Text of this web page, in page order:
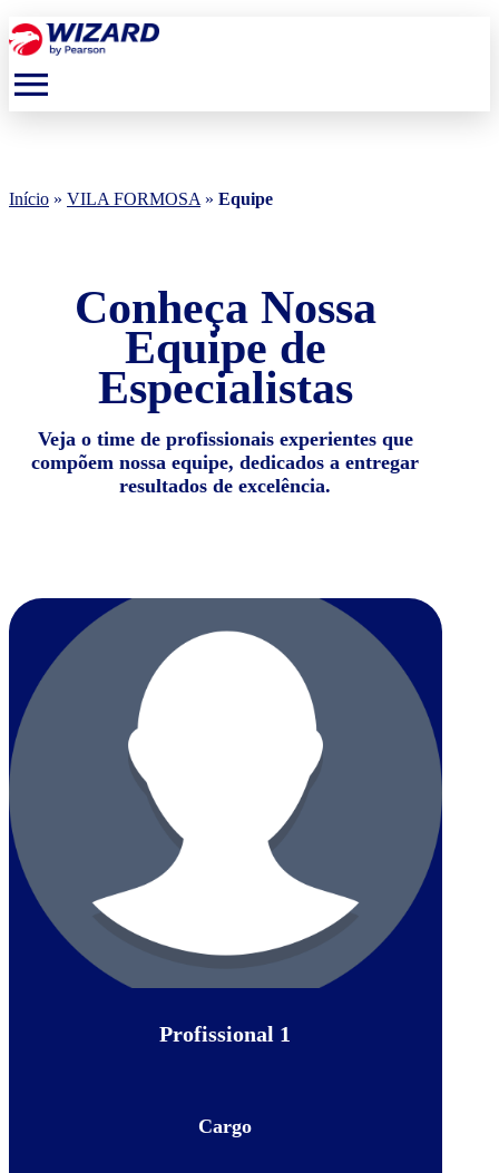
menu
Início » VILA FORMOSA » Equipe
Conheça Nossa
Equipe de
Especialistas
Veja o time de profissionais experientes que
compõem nossa equipe, dedicados a entregar
resultados de excelência.
Profissional 1
Cargo